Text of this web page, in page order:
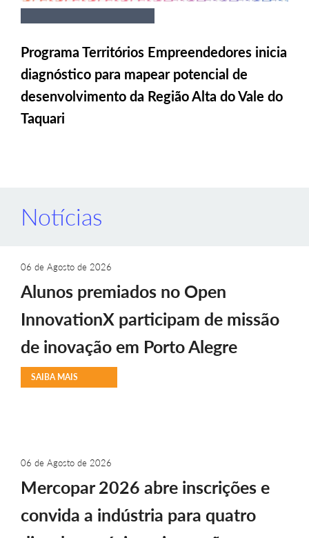
Programa Territórios Empreendedores inicia
diagnóstico para mapear potencial de
desenvolvimento da Região Alta do Vale do
Taquari
Notícias
06 de Agosto de 2026
Alunos premiados no Open
InnovationX participam de missão
de inovação em Porto Alegre
SAIBA MAIS
06 de Agosto de 2026
Mercopar 2026 abre inscrições e
convida a indústria para quatro